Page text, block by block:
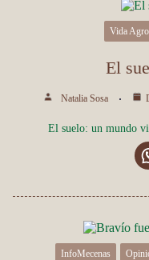
Vida
El
Natalia Sosa
El suelo: un mundo
InfoMecenas